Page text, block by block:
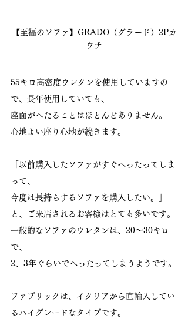
【至福のソファ】GRADO（グラード）2Pカ
ウチ
55キロ高密度ウレタンを使用していますの
で、長年使用していても、
座面がへたることはほとんどありません。
心地よい座り心地が続きます。
「以前購入したソファがすぐへったってしま
って、
今度は長持ちするソファを購入したい。」
と、ご来店されるお客様はとても多いです。
一般的なソファのウレタンは、20～30キロ
で、
2、3年ぐらいでへったってしまうようです。
ファブリックは、イタリアから直輸入してい
るハイグレードなタイプです。